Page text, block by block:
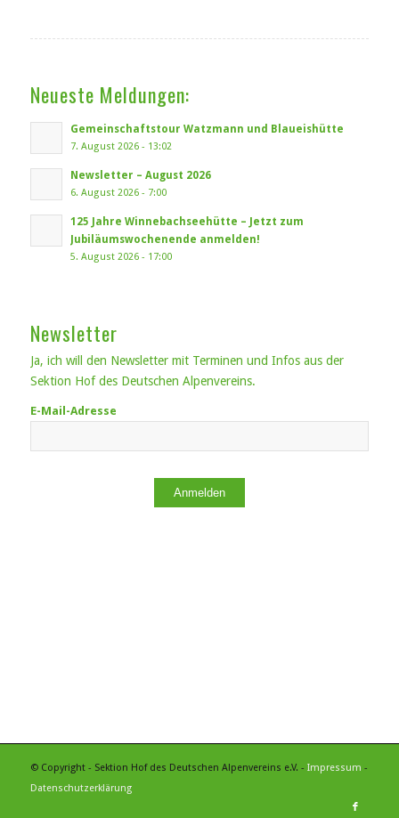
Neueste Meldungen:
Gemeinschaftstour Watzmann und Blaueishütte
7. August 2026 - 13:02
Newsletter – August 2026
6. August 2026 - 7:00
125 Jahre Winnebachseehütte – Jetzt zum
Jubiläumswochenende anmelden!
5. August 2026 - 17:00
Newsletter
Ja, ich will den Newsletter mit Terminen und Infos aus der
Sektion Hof des Deutschen Alpenvereins.
E-Mail-Adresse
Anmelden
© Copyright - Sektion Hof des Deutschen Alpenvereins e.V. - Impressum -
Datenschutzerklärung